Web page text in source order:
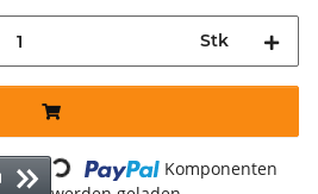
Stk
Loading...
Komponenten